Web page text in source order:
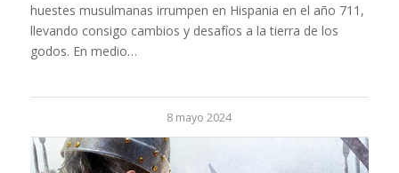
huestes musulmanas irrumpen en Hispania en el año 711,
llevando consigo cambios y desafíos a la tierra de los
godos. En medio…
8 mayo 2024